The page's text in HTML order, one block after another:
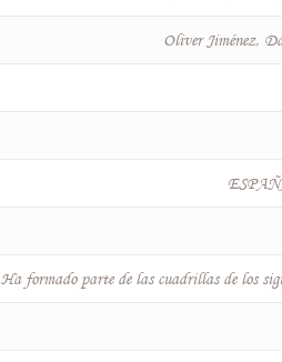
Oliver Jiménez,
Ha formado parte de las cuadrillas de los